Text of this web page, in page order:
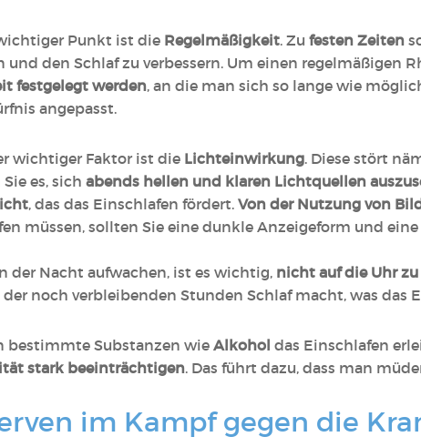
Punkt ist die Regelmäßigkeit. Zu festen Zeiten
und den Schlaf zu verbessern. Um einen regelmäßigen
festgelegt werden, an die man sich so lange wie
angepasst.
wichtiger Faktor ist die Lichteinwirkung. Diese stört
es, sich abends hellen und klaren Lichtquellen
, das das Einschlafen fördert. Von der Nutzung von
müssen, sollten Sie eine dunkle Anzeigeform und
der Nacht aufwachen, ist es wichtig, nicht auf die Uhr
noch verbleibenden Stunden Schlaf macht, was das
bestimmte Substanzen wie Alkohol das Einschlafen
stark beeinträchtigen. Das führt dazu, dass man
im Kampf gegen die